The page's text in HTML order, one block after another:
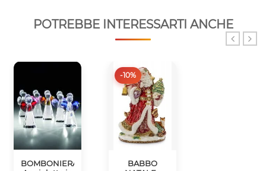
POTREBBE INTERESSARTI ANCHE
BOMBONIERA
-10%
BABBO